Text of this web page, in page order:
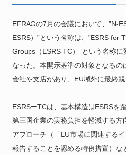
EFRAGの7月の会議において、”N-
ESRS）”という名称は、”ESRS for
Groups（ESRS-TC）”という名称
なった。本開示基準の対象となるの
会社や支店があり、EU域外に最終親
ESRSーTCは、基本構造はESRSを
第三国企業の実務負担を軽減する方
アプローチ（「EU市場に関連する
報告することを認める特例措置）な